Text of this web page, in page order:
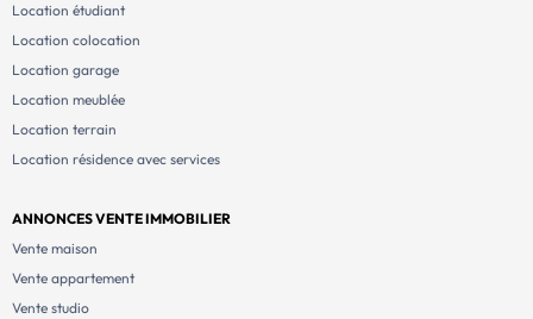
Location étudiant
Location colocation
Location garage
Location meublée
Location terrain
Location résidence avec services
ANNONCES VENTE IMMOBILIER
Vente maison
Vente appartement
Vente studio